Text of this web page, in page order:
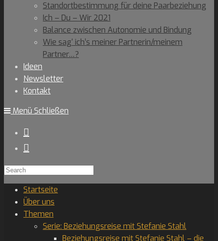
Standortbestimmung für deine Paarbeziehung
Ich – Du – Wir 2021
Balance zwischen Autonomie und Bindung
Wie sag‘ ich’s meiner Partnerin/meinem
Partner…?
Ideen
Newsletter
Kontakt
Menü Schließen
Search
for:
Startseite
Über uns
Themen
Serie: Beziehungsreise mit Stefanie Stahl
Beziehungsreise mit Stefanie Stahl – die